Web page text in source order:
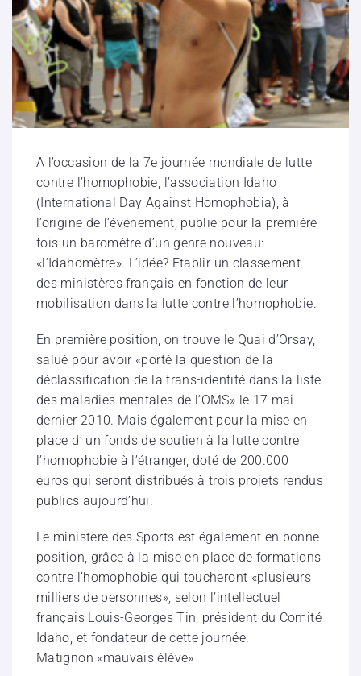
A l’occasion de la 7e journée mondiale de lutte
contre l’homophobie, l’association Idaho
(International Day Against Homophobia), à
l’origine de l’événement, publie pour la première
fois un baromètre d’un genre nouveau:
«l’Idahomètre». L’idée? Etablir un classement
des ministères français en fonction de leur
mobilisation dans la lutte contre l’homophobie.
En première position, on trouve le Quai d’Orsay,
salué pour avoir «porté la question de la
déclassification de la trans-identité dans la liste
des maladies mentales de l’OMS» le 17 mai
dernier 2010. Mais également pour la mise en
place d’ un fonds de soutien à la lutte contre
l’homophobie à l’étranger, doté de 200.000
euros qui seront distribués à trois projets rendus
publics aujourd’hui.
Le ministère des Sports est également en bonne
position, grâce à la mise en place de formations
contre l’homophobie qui toucheront «plusieurs
milliers de personnes», selon l’intellectuel
français Louis-Georges Tin, président du Comité
Idaho, et fondateur de cette journée.
Matignon «mauvais élève»